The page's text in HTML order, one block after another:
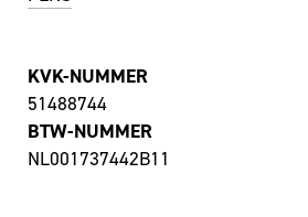
KVK-NUMMER
51488744
BTW-NUMMER
NL001737442B11